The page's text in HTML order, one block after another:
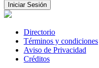
Iniciar Sesión
Directorio
Términos y condiciones
Aviso de Privacidad
Créditos